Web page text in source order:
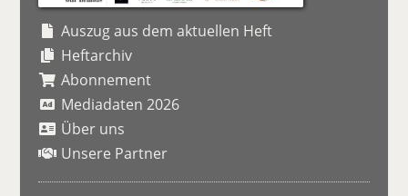
Auszug aus dem aktuellen Heft
Heftarchiv
Abonnement
Mediadaten 2026
Über uns
Unsere Partner